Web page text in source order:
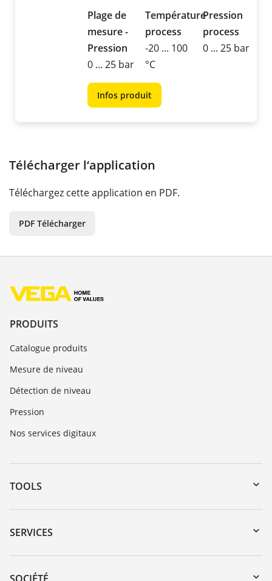
Plage de
mesure -
Pression
0 ... 25 bar
Température
process
-20 ... 100
°C
Pression
process
0 ... 25 bar
Infos produit
Télécharger l‘application
Téléchargez cette application en PDF.
PDF Télécharger
PRODUITS
Catalogue produits
Mesure de niveau
Détection de niveau
Pression
Nos services digitaux
TOOLS
Téléchargements
Recherche par numéro de série
DTM Collection/PACTware
SERVICES
Retour d'appareil
Service client